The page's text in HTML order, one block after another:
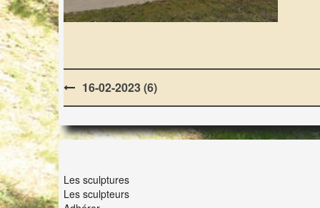
Post
navigation
16-02-2023 (6)
Les sculptures
Les sculpteurs